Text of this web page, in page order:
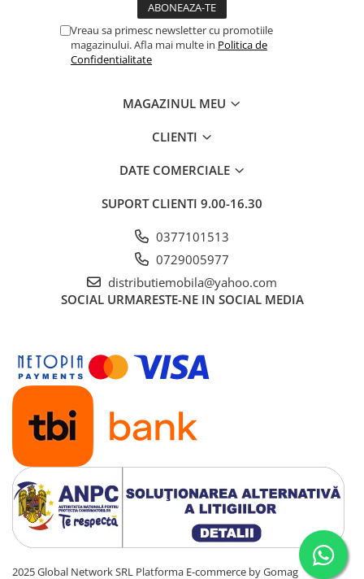
Vreau sa primesc newsletter cu promotiile
magazinului. Afla mai multe in Politica de
Confidentialitate
MAGAZINUL MEU
CLIENTI
DATE COMERCIALE
SUPORT CLIENTI 9.00-16.30
0377101513
0729005977
distributiemobila@yahoo.com
SOCIAL URMARESTE-NE IN SOCIAL MEDIA
2025 Global Network SRL Platforma E-commerce by Gomag